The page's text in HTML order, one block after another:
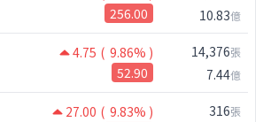
256.00 10.83億
4.75 ( 9.86% )
52.90
14,376張
7.44億
27.00 ( 9.83% ) 316張